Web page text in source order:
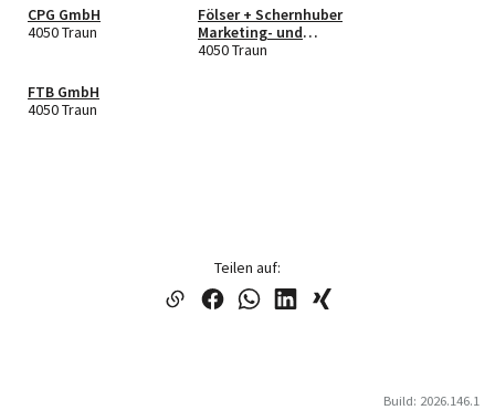
CPG GmbH
4050 Traun
Fölser + Schernhuber
Marketing- und
Werbeagentur OG
4050 Traun
FTB GmbH
4050 Traun
Teilen auf:
Build: 2026.146.1